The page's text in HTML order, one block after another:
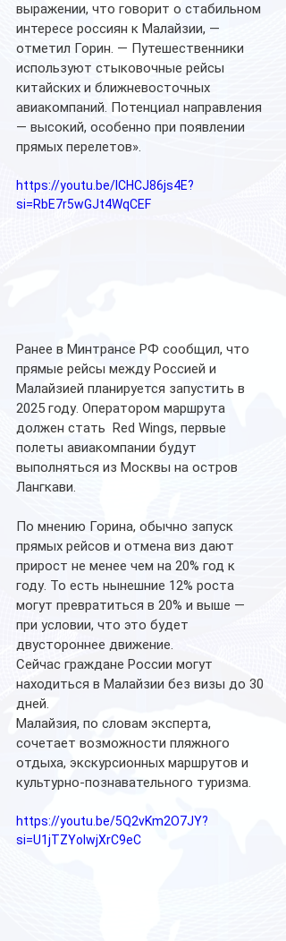
выражении, что говорит о стабильном
интересе россиян к Малайзии, —
отметил Горин. — Путешественники
используют стыковочные рейсы
китайских и ближневосточных
авиакомпаний. Потенциал направления
— высокий, особенно при появлении
прямых перелетов».
https://youtu.be/lCHCJ86js4E?
si=RbE7r5wGJt4WqCEF
Ранее в Минтрансе РФ сообщил, что
прямые рейсы между Россией и
Малайзией планируется запустить в
2025 году. Оператором маршрута
должен стать  Red Wings, первые
полеты авиакомпании будут
выполняться из Москвы на остров
Лангкави.
По мнению Горина, обычно запуск
прямых рейсов и отмена виз дают
прирост не менее чем на 20% год к
году. То есть нынешние 12% роста
могут превратиться в 20% и выше —
при условии, что это будет
двустороннее движение.
Сейчас граждане России могут
находиться в Малайзии без визы до 30
дней.
Малайзия, по словам эксперта,
сочетает возможности пляжного
отдыха, экскурсионных маршрутов и
культурно-познавательного туризма.
https://youtu.be/5Q2vKm2O7JY?
si=U1jTZYolwjXrC9eC